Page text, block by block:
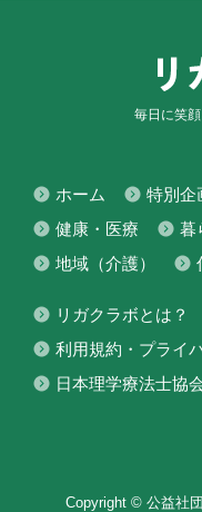
毎日に笑
ホーム 特別企
健康・医療
暮
地域（介護）
リガクラボとは？
利用規約・プライ
日本理学療法士協
Copyright © 公益社